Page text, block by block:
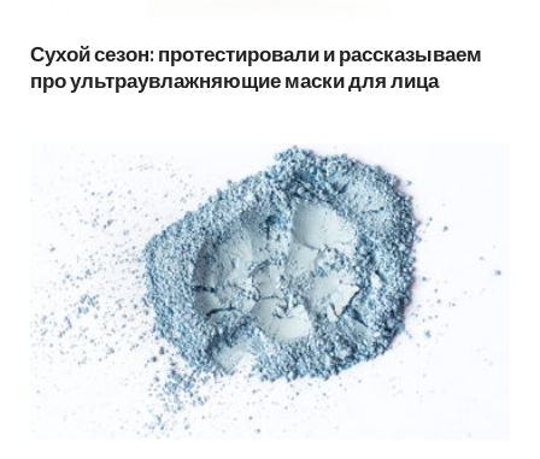
Сухой сезон: протестировали и рассказываем
про ультраувлажняющие маски для лица